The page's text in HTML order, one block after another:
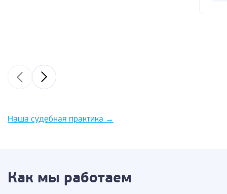
Наша судебная практика →
Как мы работаем